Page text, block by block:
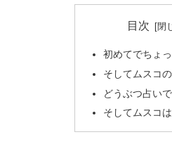
目次
初めてでちょ
そしてムスコ
どうぶつ占い
そしてムスコは